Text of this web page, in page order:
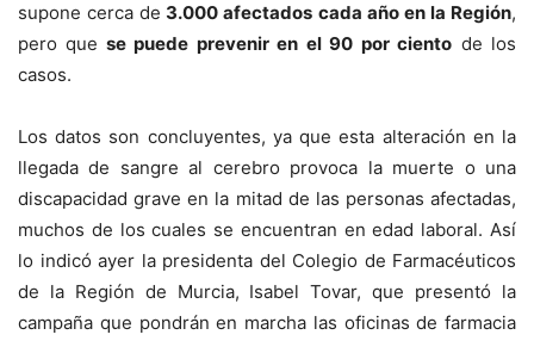
supone cerca de 3.000 afectados cada año en la Región,
pero que se puede prevenir en el 90 por ciento de los
casos.
Los datos son concluyentes, ya que esta alteración en la
llegada de sangre al cerebro provoca la muerte o una
discapacidad grave en la mitad de las personas afectadas,
muchos de los cuales se encuentran en edad laboral. Así
lo indicó ayer la presidenta del Colegio de Farmacéuticos
de la Región de Murcia, Isabel Tovar, que presentó la
campaña que pondrán en marcha las oficinas de farmacia